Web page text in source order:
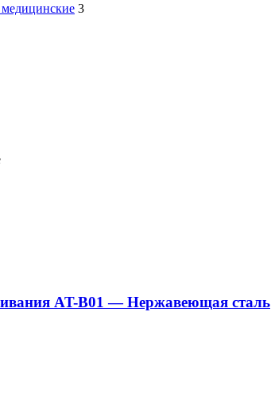
3
AT-B01 — Нержавеющая сталь